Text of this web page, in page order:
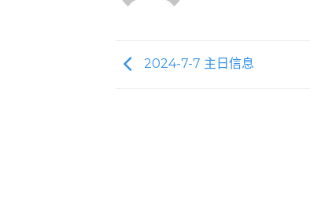
2024-7-7 主日信息